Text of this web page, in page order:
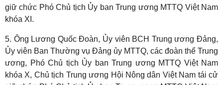
giữ chức Phó Chủ tịch Ủy ban Trung ương MTTQ Việt Nam
khóa XI.
5. Ông Lương Quốc Đoàn, Ủy viên BCH Trung ương Đảng,
Ủy viên Ban Thường vụ Đảng ủy MTTQ, các đoàn thể Trung
ương, Phó Chủ tịch Ủy ban Trung ương MTTQ Việt Nam
khóa X, Chủ tịch Trung ương Hội Nông dân Việt Nam tái cử